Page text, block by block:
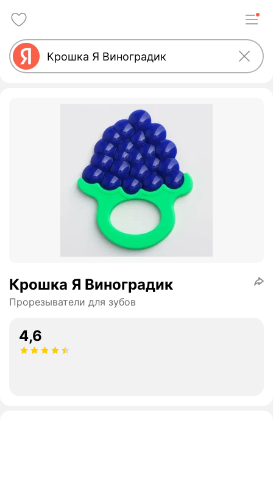
Крошка Я Виноградик
Прорезыватели для зубов
4,6